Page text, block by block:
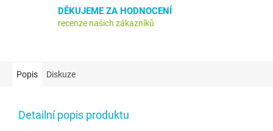
DĚKUJEME ZA HODNOCENÍ
recenze našich zákazníků
Popis Diskuze
Detailní popis produktu